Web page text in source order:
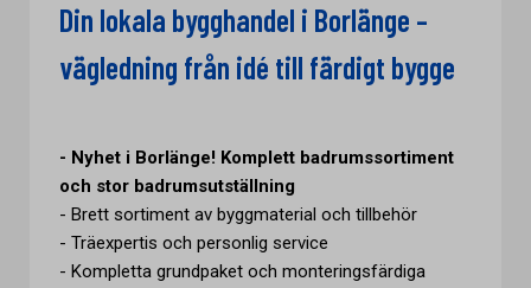
Din lokala bygghandel i Borlänge –
vägledning från idé till färdigt bygge
- Nyhet i Borlänge! Komplett badrumssortiment
och stor badrumsutställning
- Brett sortiment av byggmaterial och tillbehör
- Träexpertis och personlig service
- Kompletta grundpaket och monteringsfärdiga